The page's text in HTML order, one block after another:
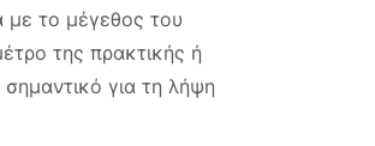
με το μέγεθος του
της πρακτικής ή
για τη λήψη